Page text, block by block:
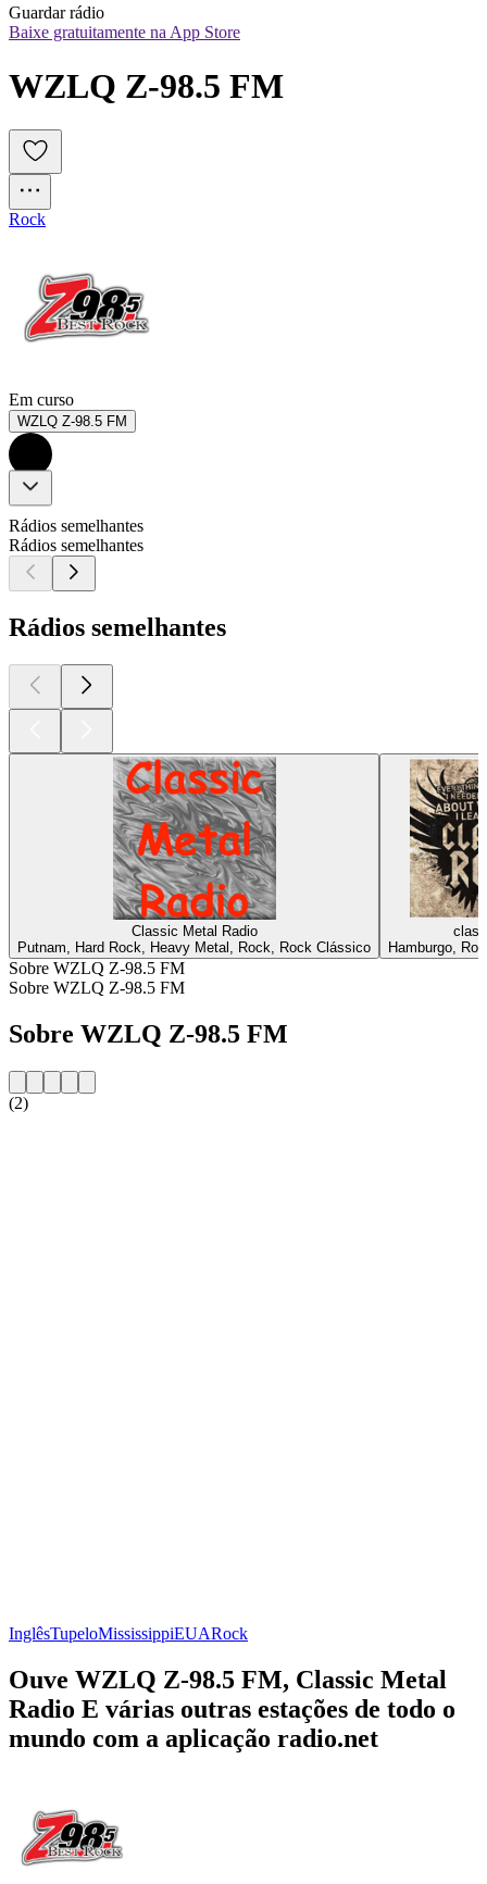
Guardar rádio
Baixe gratuitamente na App Store
WZLQ Z-98.5 FM
Rock
Em curso
WZLQ Z-98.5 FM
Rádios semelhantes
Rádios semelhantes
Rádios semelhantes
Classic Metal Radio
Putnam, Hard Rock, Heavy Metal, Rock, Rock Clássico
Hamburgo,
Sobre WZLQ Z-98.5 FM
Sobre WZLQ Z-98.5 FM
Sobre WZLQ Z-98.5 FM
(2)
InglêsTupeloMississippiEUARock
Ouve WZLQ Z-98.5 FM, Classic Metal
Radio E várias outras estações de todo o
mundo com a aplicação radio.net